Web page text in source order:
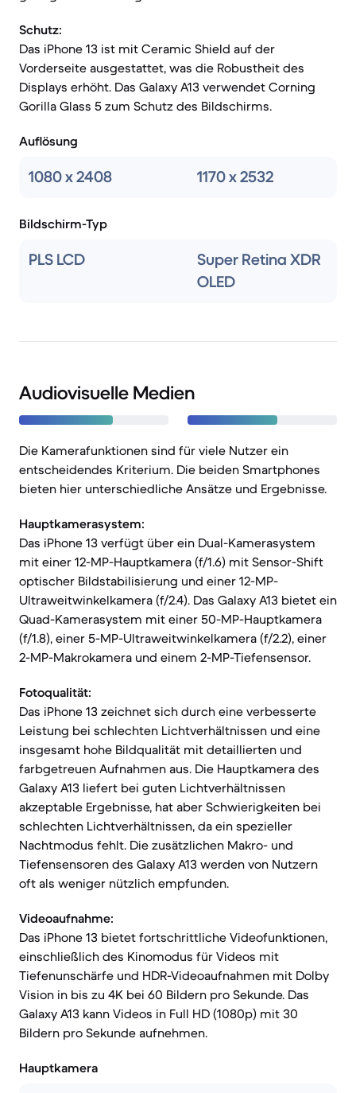
Schutz:
Das iPhone 13 ist mit Ceramic Shield auf der
Vorderseite ausgestattet, was die Robustheit des
Displays erhöht. Das Galaxy A13 verwendet Corning
Gorilla Glass 5 zum Schutz des Bildschirms.
Auflösung
1080 x 2408 1170 x 2532
Bildschirm-Typ
PLS LCD
Super Retina XDR
OLED
Audiovisuelle Medien
Die Kamerafunktionen sind für viele Nutzer ein
entscheidendes Kriterium. Die beiden Smartphones
bieten hier unterschiedliche Ansätze und Ergebnisse.
Hauptkamerasystem:
Das iPhone 13 verfügt über ein Dual-Kamerasystem
mit einer 12-MP-Hauptkamera (f/1.6) mit Sensor-Shift
optischer Bildstabilisierung und einer 12-MP-
Ultraweitwinkelkamera (f/2.4). Das Galaxy A13 bietet ein
Quad-Kamerasystem mit einer 50-MP-Hauptkamera
(f/1.8), einer 5-MP-Ultraweitwinkelkamera (f/2.2), einer
2-MP-Makrokamera und einem 2-MP-Tiefensensor.
Fotoqualität:
Das iPhone 13 zeichnet sich durch eine verbesserte
Leistung bei schlechten Lichtverhältnissen und eine
insgesamt hohe Bildqualität mit detaillierten und
farbgetreuen Aufnahmen aus. Die Hauptkamera des
Galaxy A13 liefert bei guten Lichtverhältnissen
akzeptable Ergebnisse, hat aber Schwierigkeiten bei
schlechten Lichtverhältnissen, da ein spezieller
Nachtmodus fehlt. Die zusätzlichen Makro- und
Tiefensensoren des Galaxy A13 werden von Nutzern
oft als weniger nützlich empfunden.
Videoaufnahme:
Das iPhone 13 bietet fortschrittliche Videofunktionen,
einschließlich des Kinomodus für Videos mit
Tiefenunschärfe und HDR-Videoaufnahmen mit Dolby
Vision in bis zu 4K bei 60 Bildern pro Sekunde. Das
Galaxy A13 kann Videos in Full HD (1080p) mit 30
Bildern pro Sekunde aufnehmen.
Hauptkamera